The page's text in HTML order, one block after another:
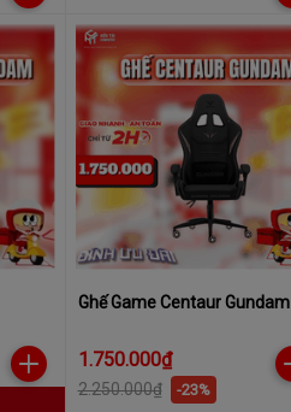
Ghế Game Centaur Gundam
1.750.000₫
2.250.000₫ -23%